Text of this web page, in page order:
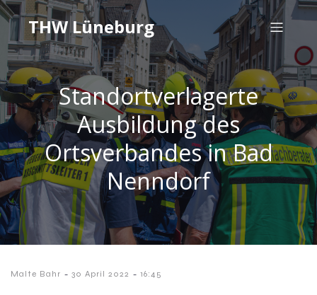
THW Lüneburg
Standortverlagerte
Ausbildung des
Ortsverbandes in Bad
Nenndorf
Malte Bahr - 30 April 2022 - 16:45